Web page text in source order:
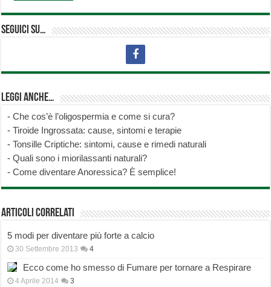
Seguici su…
Leggi anche…
-Che cos’è l’oligospermia e come si cura?
-Tiroide Ingrossata: cause, sintomi e terapie
-Tonsille Criptiche: sintomi, cause e rimedi naturali
-Quali sono i miorilassanti naturali?
-Come diventare Anoressica? È semplice!
Articoli correlati
5 modi per diventare più forte a calcio
30 Settembre 2013 4
Ecco come ho smesso di Fumare per tornare a Respirare
4 Aprile 2014 3